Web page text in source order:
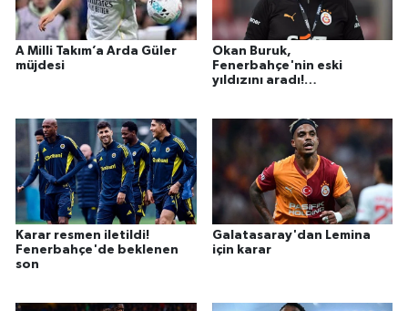
A Milli Takım’a Arda Güler
müjdesi
Okan Buruk,
Fenerbahçe'nin eski
yıldızını aradı!
Karar resmen iletildi!
Fenerbahçe'de beklenen
son
Galatasaray'dan Lemina
için karar